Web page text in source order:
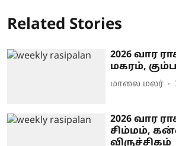
Related Stories
2026 வார
மகரம்,
மாலை மலர்
2026 வார
சிம்மம்,
விருச்சிகம்